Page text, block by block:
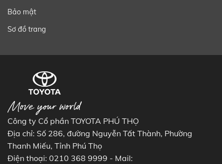
Bảo mật
Sơ đồ trang
Công ty Cổ phần TOYOTA PHÚ THỌ
Địa chỉ: Số 286, đường Nguyễn Tất Thành, Phường
Thanh Miếu, Tỉnh Phú Thọ
Điện thoại: 0210 368 9999 - Mail: